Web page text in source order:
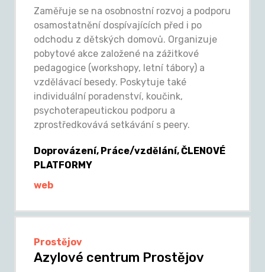
Zaměřuje se na osobnostní rozvoj a podporu
osamostatnění dospívajících před i po
odchodu z dětských domovů. Organizuje
pobytové akce založené na zážitkové
pedagogice (workshopy, letní tábory) a
vzdělávací besedy. Poskytuje také
individuální poradenství, koučink,
psychoterapeutickou podporu a
zprostředkovává setkávání s peery.
Doprovázení, Práce/vzdělání, ČLENOVÉ
PLATFORMY
web
Prostějov
Azylové centrum Prostějov